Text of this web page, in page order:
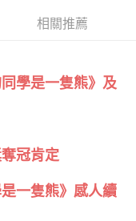
相關推薦
同學是一隻熊》 及
冠肯定
一隻熊》感人續